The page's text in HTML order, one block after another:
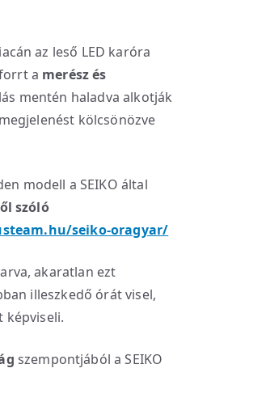
az leső LED karóra
a merész és
mentén haladva alkotják
kölcsönözve
modell a SEIKO által
szóló
seiko-oragyar/
akaratlan ezt
illeszkedő órát visel,
képviseli.
szempontjából a SEIKO